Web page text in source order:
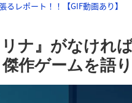
ナ』がなけれ
作ゲームを語